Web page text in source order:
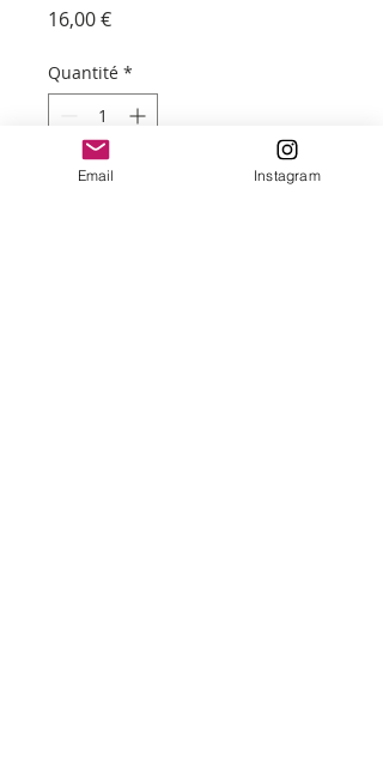
16,00 €Prix
Quantité *
Ajouter au panier
Email Instagram